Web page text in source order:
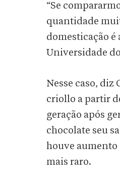
“Se
quantidade
domesticação
Universidade
Nesse caso,
criollo a partir
geração após
chocolate seu
houve aumento
mais raro.